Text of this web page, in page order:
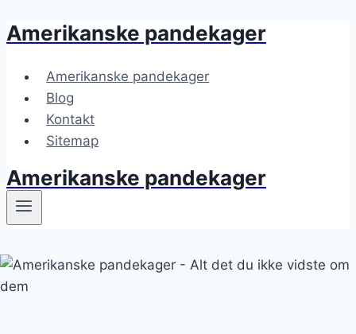
Fortsæt
indhold
Amerikanske pandekager
Amerikanske pandekager
Blog
Kontakt
Sitemap
Amerikanske pandekager